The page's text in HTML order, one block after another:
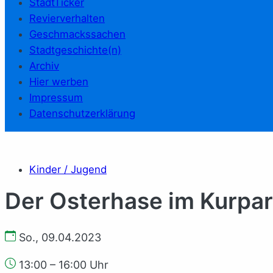
StadtTicker
Revierverhalten
Geschmackssachen
Stadtgeschichte(n)
Archiv
Hier werben
Impressum
Datenschutzerklärung
Kinder / Jugend
Der Os­ter­ha­se im
So., 09.04.2023
13:00 – 16:00 Uhr